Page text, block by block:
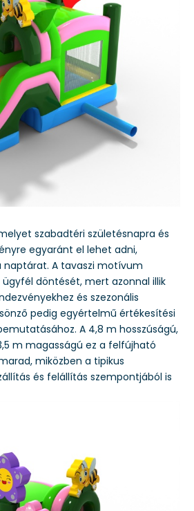
szabadtéri születésnapra és
egyaránt el lehet adni,
A tavaszi motívum
döntését, mert azonnal illik
és szezonális
pedig egyértelmű értékesítési
A 4,8 m hosszúságú,
m magasságú ez a felfújható
miközben a tipikus
és felállítás szempontjából is